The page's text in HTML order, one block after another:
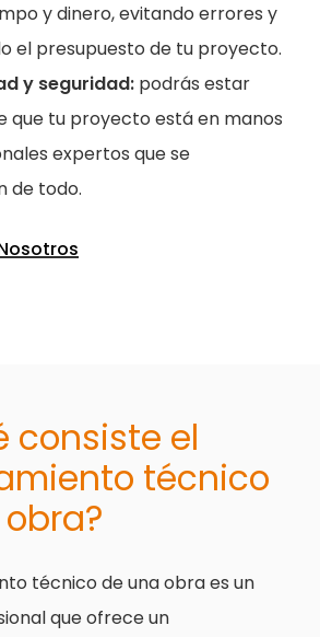
y dinero, evitando errores y
el presupuesto de tu proyecto.
y seguridad: podrás estar
que tu proyecto está en manos
expertos que se
de todo.
consiste el
técnico
técnico de una obra es un
que ofrece un